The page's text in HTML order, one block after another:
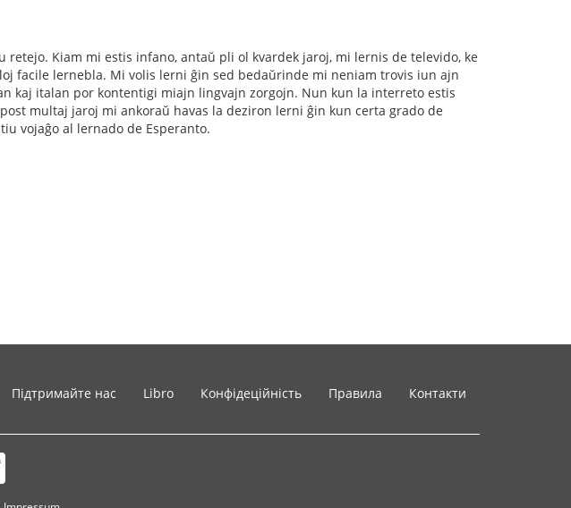
retejo. Kiam mi estis infano, antaŭ pli ol kvardek jaroj, mi lernis de televido, ke
facile lernebla. Mi volis lerni ĝin sed bedaŭrinde mi neniam trovis iun ajn
kaj italan por kontentigi miajn lingvajn zorgojn. Nun kun la interreto estis
multaj jaroj mi ankoraŭ havas la deziron lerni ĝin kun certa grado de
vojaĝo al lernado de Esperanto.
Підтримайте нас Libro Конфідеційність Правила Контакти